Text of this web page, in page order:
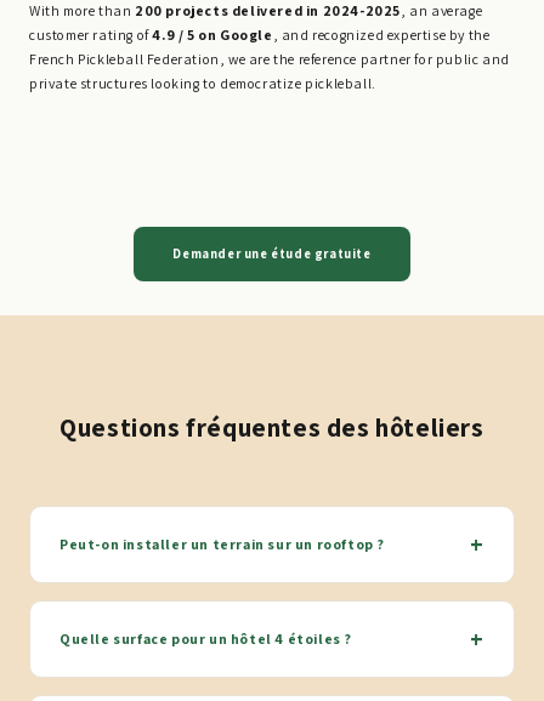
With more than 200 projects delivered in 2024-2025, an average
customer rating of4.9 / 5 on Google , and recognized expertise by the
French Pickleball Federation, we are the reference partner for public and
private structures looking to democratize pickleball.
Demander une étude gratuite
Questions fréquentes des hôteliers
Peut-on installer un terrain sur un rooftop ? +
Quelle surface pour un hôtel 4 étoiles ? +